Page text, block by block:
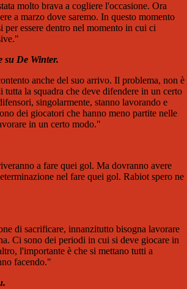
molto brava a cogliere l'occasione. Ora
a marzo dove saremo. In questo momento
per essere dentro nel momento in cui ci
su De Winter.
anche del suo arrivo. Il problema, non è
tutta la squadra che deve difendere in un certo
singolarmente, stanno lavorando e
dei giocatori che hanno meno partite nelle
in un certo modo."
a fare quei gol. Ma dovranno avere
nel fare quei gol. Rabiot spero ne
di sacrificare, innanzitutto bisogna lavorare
Ci sono dei periodi in cui si deve giocare in
l'importante è che si mettano tutti a
facendo."